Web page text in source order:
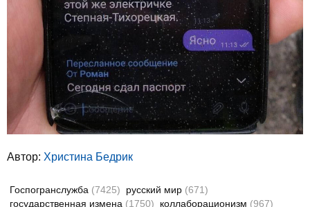
Автор: Христина Бедрик
Госпогранслужба (7425) русский мир (671)
государственная измена (1750) коллаборационизм (967)